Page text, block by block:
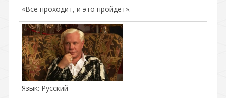
«Все проходит, и это пройдет».
Язык: Русский